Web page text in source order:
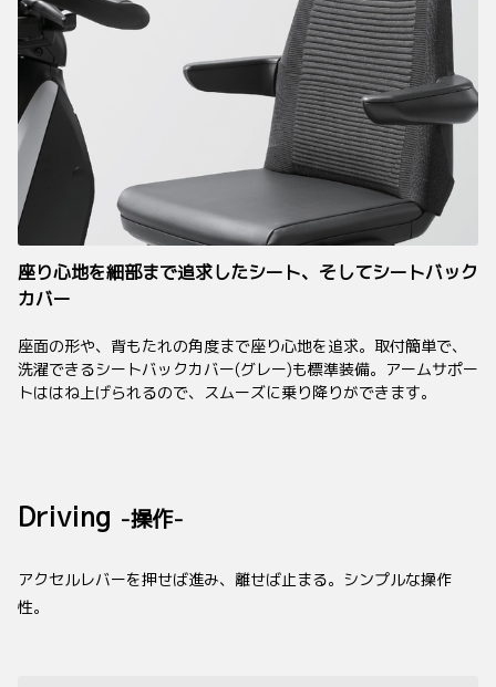
座り心地を細部まで追求したシート、そしてシートバック
カバー
座面の形や、背もたれの角度まで座り心地を追求。取付簡単で、
洗濯できるシートバックカバー(グレー)も標準装備。アームサポー
トははね上げられるので、スムーズに乗り降りができます。
Driving -操作-
アクセルレバーを押せば進み、離せば止まる。シンプルな操作
性。